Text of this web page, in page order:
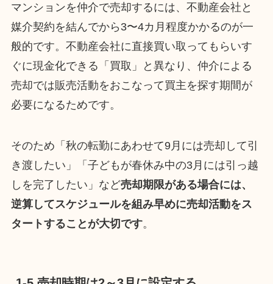
マンションを仲介で売却するには、不動産会社と
媒介契約を結んでから3〜4カ月程度かかるのが一
般的です。不動産会社に直接買い取ってもらいす
ぐに現金化できる「買取」と異なり、仲介による
売却では販売活動をおこなって買主を探す期間が
必要になるためです。
そのため「秋の転勤にあわせて9月には売却して引
き渡したい」「子どもが春休み中の3月には引っ越
しを完了したい」など売却期限がある場合には、
逆算してスケジュールを組み早めに売却活動をス
タートすることが大切です。